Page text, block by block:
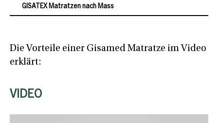
GISATEX Matratzen nach Mass
Die Vorteile einer Gisamed Matratze im Video
erklärt:
VIDEO